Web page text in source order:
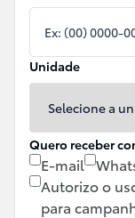
Unidade
Quero receber
E-mail
Autorizo o
para